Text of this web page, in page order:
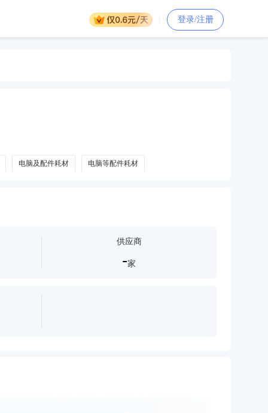
登录/注册
电脑及配件耗材 电脑等配件耗材
供应商
-家